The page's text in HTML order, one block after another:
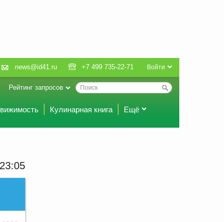
Войти
news@id41.ru +7 499 735-22-71
Рейтинг запросов
Кулинарная книга Ещё
23:05